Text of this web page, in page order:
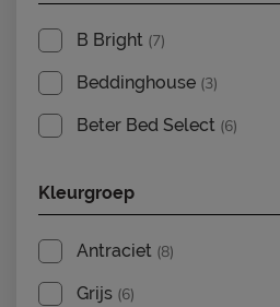
B Bright (7)
Beddinghouse (3)
Beter Bed Select (6)
Kleurgroep
Antraciet (8)
Grijs (6)